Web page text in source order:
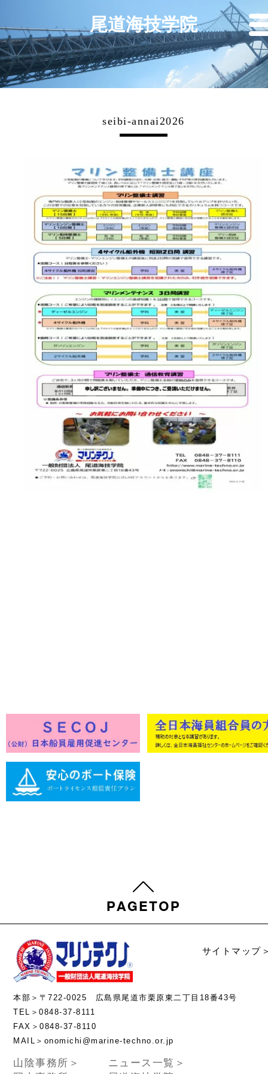
seibi-annai2026
サイトマップ
本部＞〒722-0025 広島県尾道市栗原東二丁目18番43号
TEL＞0848-37-8111
FAX＞0848-37-8110
MAIL＞onomichi@marine-techno.or.jp
山陰事務所＞
ニュース一覧＞
尾道海技学院